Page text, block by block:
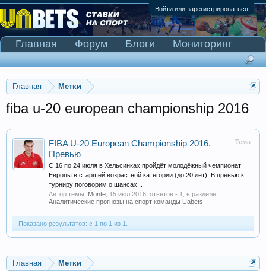
Войти или зарегистрироваться
Главная Метки
fiba u-20 european championship 2016
Тема
FIBA U-20 European Championship 2016.
Превью
C 16 по 24 июля в Хельсинках пройдёт молодёжный чемпионат
Европы в старшей возрастной категории (до 20 лет). В превью к
турниру поговорим о шансах...
Автор темы: Monte 15 июл 2016 , ответов - 1, в разделе:
Аналитические прогнозы на спорт команды Uabets
Показано результатов: с 1 по 1 из 1.
Главная Метки
Главная Форум Блоги
Мониторинг
Сканер Pinnacle